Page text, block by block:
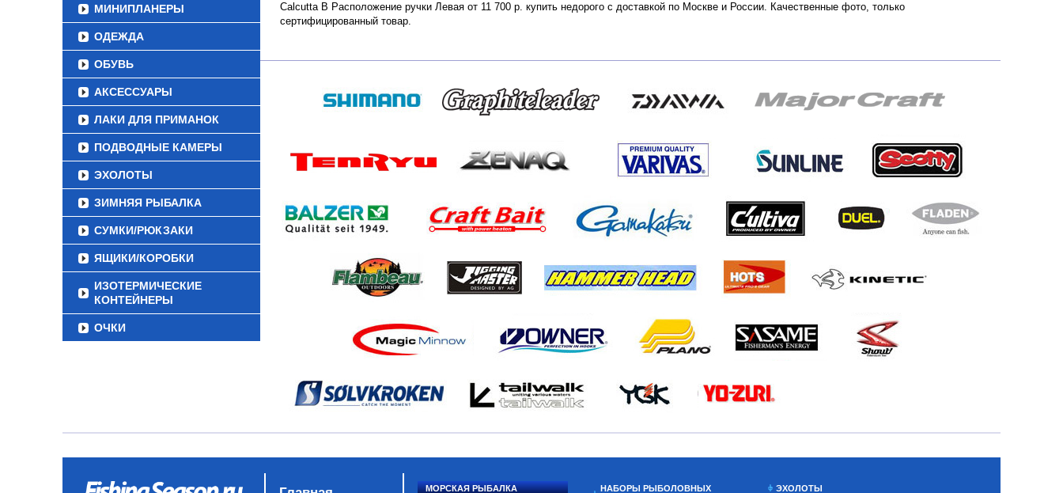
МИНИПЛАНЕРЫ
ОДЕЖДА
ОБУВЬ
АКСЕССУАРЫ
ЛАКИ ДЛЯ ПРИМАНОК
ПОДВОДНЫЕ КАМЕРЫ
ЭХОЛОТЫ
ЗИМНЯЯ РЫБАЛКА
СУМКИ/РЮКЗАКИ
ЯЩИКИ/КОРОБКИ
ИЗОТЕРМИЧЕСКИЕ
КОНТЕЙНЕРЫ
ОЧКИ
Calcutta B Расположение ручки Левая от 11 700 р. купить недорого с доставкой по Москве и России. Качественные фото, только
сертифицированный товар.
МОРСКАЯ РЫБАЛКА НАБОРЫ РЫБОЛОВНЫХ ЭХОЛОТЫ